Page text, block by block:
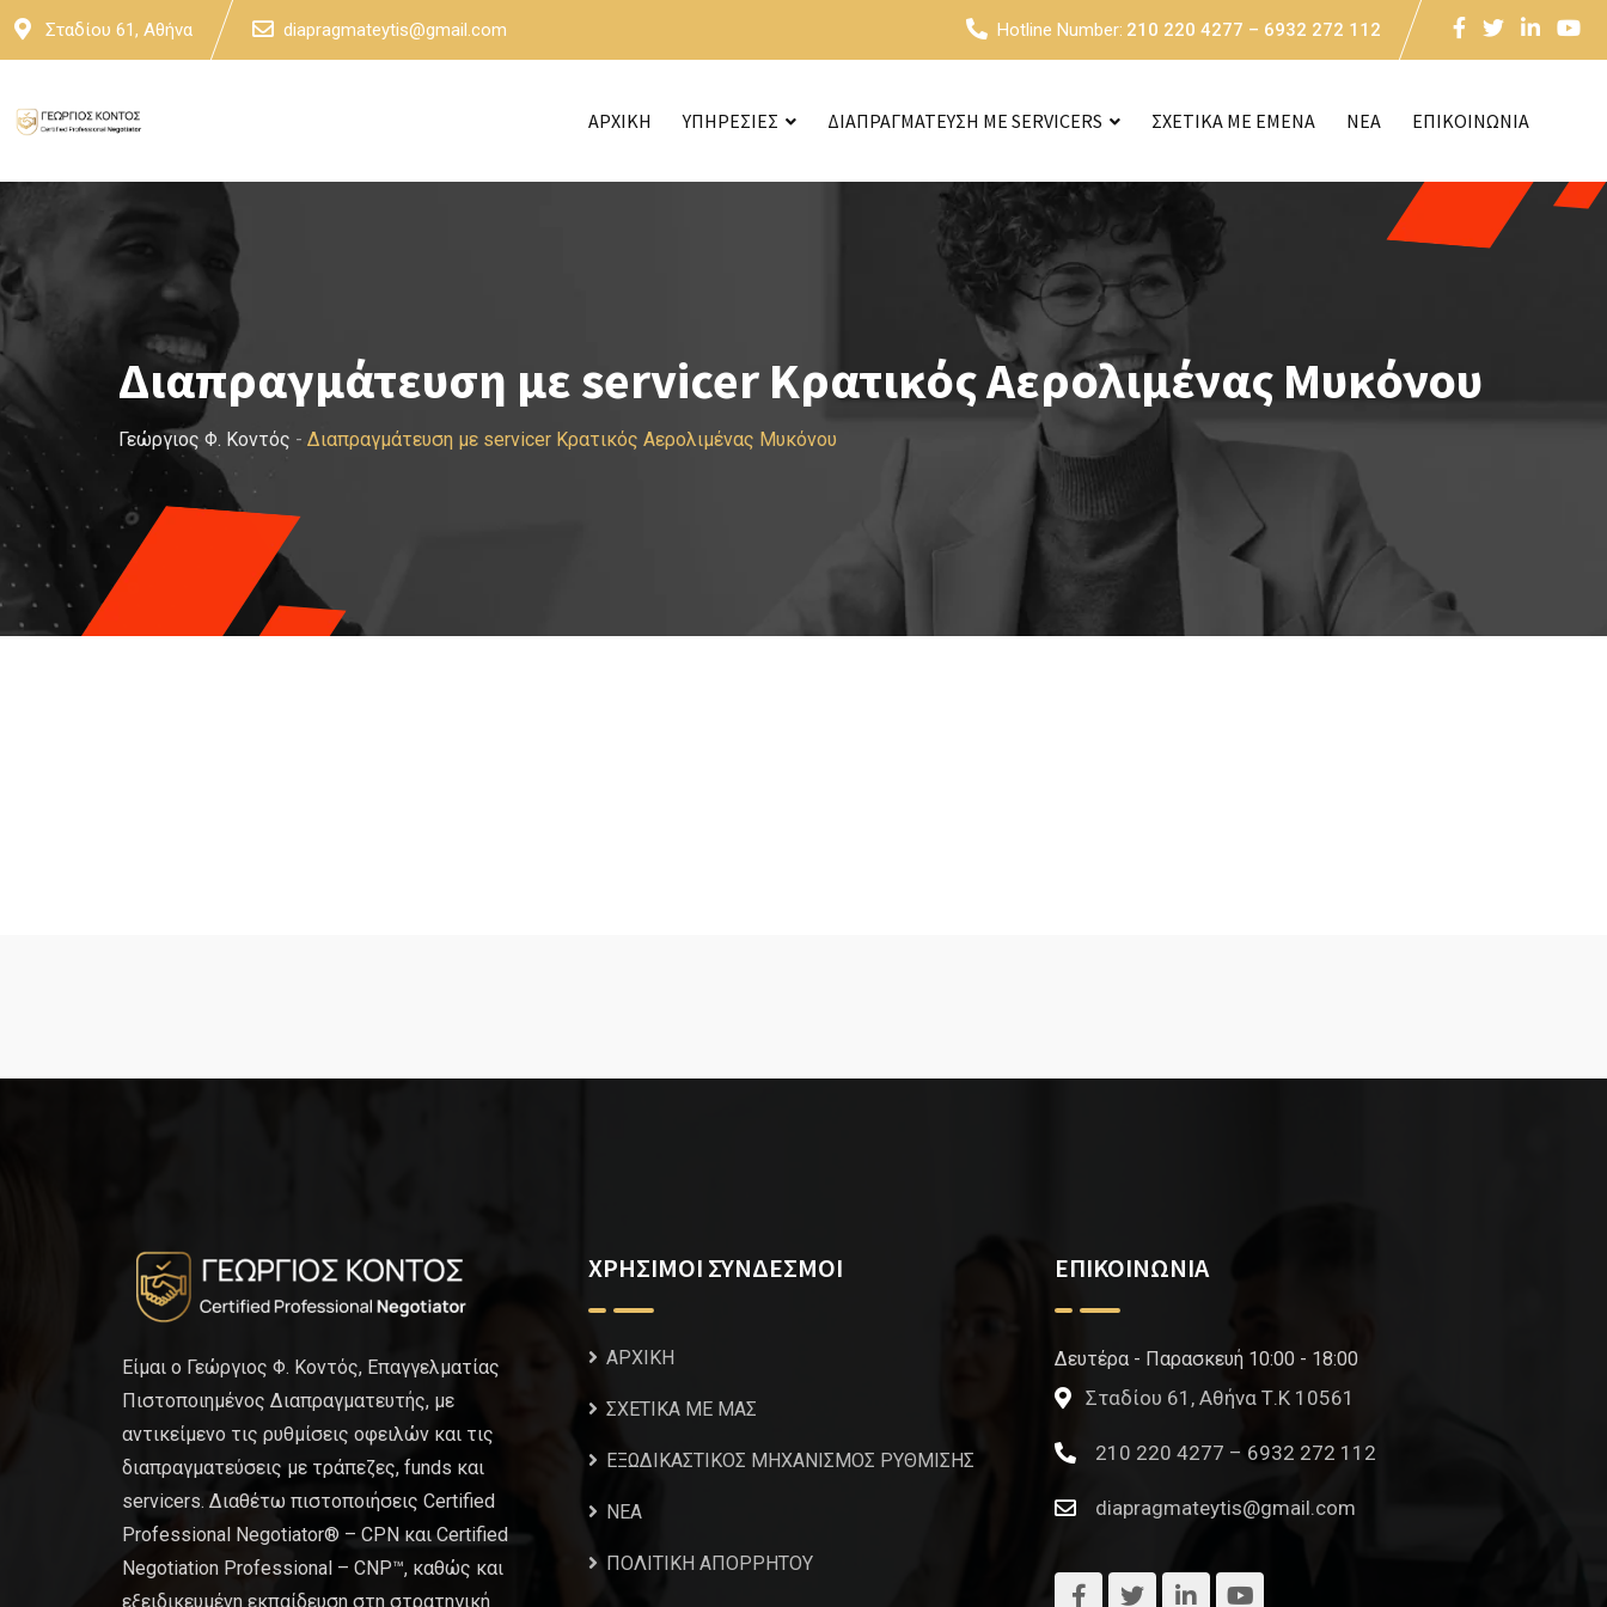
Skip
Σταδίου 61, Αθήνα diapragmateytis@gmail.com Hotline Number: 210 220 4277 – 6932 272 112
ΑΡΧΙΚΗ ΥΠΗΡΕΣΙΕΣ ΔΙΑΠΡΑΓΜΑΤΕΥΣΗ ΜΕ SERVICERS ΣΧΕΤΙΚΑ ΜΕ ΕΜΕΝΑ NEA ΕΠΙΚΟΙΝΩΝΙΑ
Διαπραγμάτευση με servicer Κρατικός Αερολιμένας Μυκόνου
Γεώργιος Φ. Κοντός - Διαπραγμάτευση με servicer Κρατικός Αερολιμένας Μυκόνου
Είμαι ο Γεώργιος Φ. Κοντός, Επαγγελματίας
Πιστοποιημένος Διαπραγματευτής, με
αντικείμενο τις ρυθμίσεις οφειλών και τις
διαπραγματεύσεις με τράπεζες, funds και
servicers. Διαθέτω πιστοποιήσεις Certified
Professional Negotiator® – CPN και Certified
Negotiation Professional – CNP™, καθώς και
εξειδικευμένη εκπαίδευση στη στρατηγική
ΧΡΗΣΙΜΟΙ ΣΥΝΔΕΣΜΟΙ
ΑΡΧΙΚΗ
ΣΧΕΤΙΚΑ ΜΕ ΜΑΣ
ΕΞΩΔΙΚΑΣΤΙΚΟΣ ΜΗΧΑΝΙΣΜΟΣ ΡΥΘΜΙΣΗΣ
NEA
ΠΟΛΙΤΙΚΗ ΑΠΟΡΡΗΤΟΥ
ΕΠΙΚΟΙΝΩΝΙΑ
Δευτέρα - Παρασκευή 10:00 - 18:00
Σταδίου 61, Αθήνα Τ.Κ 10561
210 220 4277 – 6932 272 112
diapragmateytis@gmail.com